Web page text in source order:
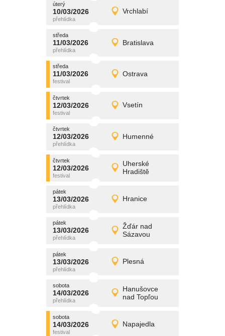
úterý
10/03/2026 Vrchlabí
úterý
10/03/2026 Detail
promítání
středa
11/03/2026 Bratislava
středa
11/03/2026 Detail
promítání
středa
11/03/2026 Ostrava
středa
11/03/2026 Detail
promítání
čtvrtek
12/03/2026 Vsetín
čtvrtek
12/03/2026 Detail
promítání
čtvrtek
12/03/2026 Humenné
čtvrtek
12/03/2026 Detail
promítání
čtvrtek
12/03/2026
Uherské
Hradiště
čtvrtek
12/03/2026 Detail
promítání
pátek
13/03/2026 Hranice
pátek
13/03/2026 Detail
promítání
pátek
13/03/2026
Žďár nad
Sázavou
pátek
13/03/2026 Detail
promítání
pátek
13/03/2026 Plesná
pátek
13/03/2026 Detail
promítání
sobota
14/03/2026
Hanušovce
nad Topľou
sobota
14/03/2026 Detail
promítání
sobota
14/03/2026 Napajedla
sobota
14/03/2026 Detail
promítání